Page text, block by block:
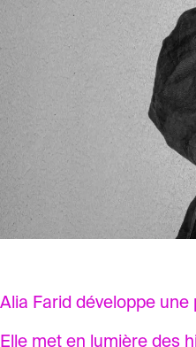
Alia Farid développe
Elle met en lumière des